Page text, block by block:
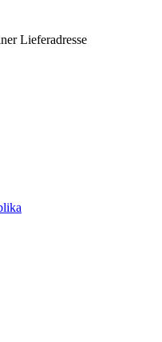
Lieferadresse